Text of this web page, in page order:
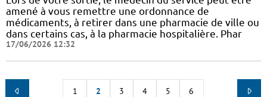
amené à vous remettre une ordonnance de
médicaments, à retirer dans une pharmacie de ville ou
dans certains cas, à la pharmacie hospitalière. Phar
17/06/2026 12:32
1 2 3 4 5 6